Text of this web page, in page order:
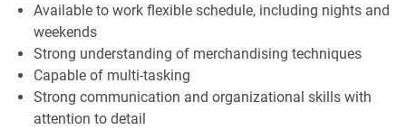
Available to work flexible schedule, including nights and
weekends
Strong understanding of merchandising techniques
Capable of multi-tasking
Strong communication and organizational skills with
attention to detail